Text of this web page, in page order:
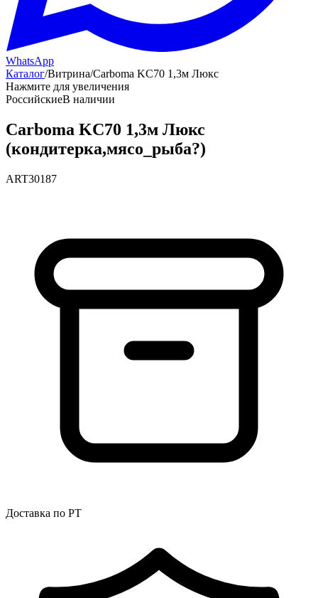
WhatsApp
Каталог/Витрина/Carboma KC70 1,3м Люкс
Нажмите для увеличения
РоссийскиеВ наличии
Carboma KC70 1,3м Люкс
(кондитерка,мясо_рыба?)
ART30187
Доставка по РТ